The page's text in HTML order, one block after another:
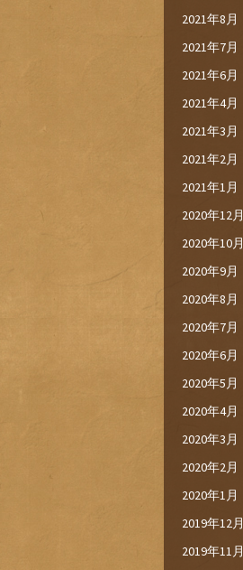
2021年8月
2021年7月
2021年6月
2021年4月
2021年3月
2021年2月
2021年1月
2020年12月
2020年10月
2020年9月
2020年8月
2020年7月
2020年6月
2020年5月
2020年4月
2020年3月
2020年2月
2020年1月
2019年12月
2019年11月